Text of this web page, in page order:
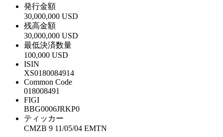
発行金額
30,000,000 USD
残高金額
30,000,000 USD
最低決済数量
100,000 USD
ISIN
XS0180084914
Common Code
018008491
FIGI
BBG0006JRKP0
ティッカー
CMZB 9 11/05/04 EMTN